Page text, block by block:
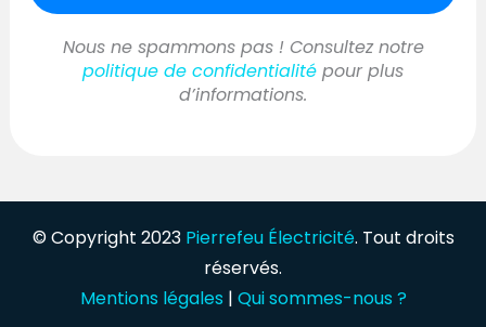
Nous ne spammons pas ! Consultez notre
politique de confidentialité pour plus
d’informations.
© Copyright 2023 Pierrefeu Électricité. Tout droits
réservés.
Mentions légales | Qui sommes-nous ?